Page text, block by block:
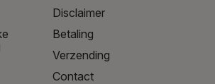
Disclaimer
Betaling
Verzending
Contact